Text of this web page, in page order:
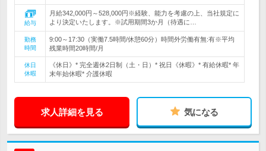
給与
月給342,000円～528,000円※経験、能力を考慮の上、当社規定に
より決定いたします。※試用期間3か月（待遇に…
勤務
時間
9:00～17:30（実働7.5時間/休憩60分）時間外労働有無:有※平均
残業時間20時間/月
休日
休暇
《休日》* 完全週休2日制（土・日）* 祝日《休暇》* 有給休暇* 年
末年始休暇* 介護休暇
求人詳細を見る 気になる